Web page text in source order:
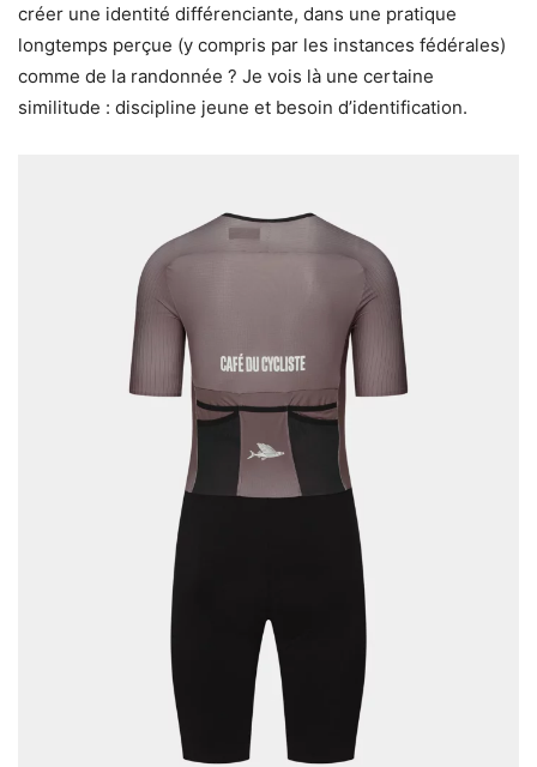
créer une identité différenciante, dans une pratique
longtemps perçue (y compris par les instances fédérales)
comme de la randonnée ? Je vois là une certaine
similitude : discipline jeune et besoin d’identification.